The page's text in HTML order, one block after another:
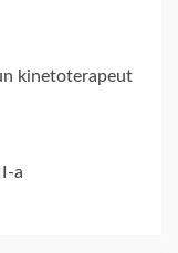
kinetoterapeut
a